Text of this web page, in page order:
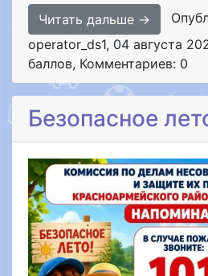
Читать дальше →
operator_ds1, 04 августа
баллов, Комментариев: 0
Безопасное